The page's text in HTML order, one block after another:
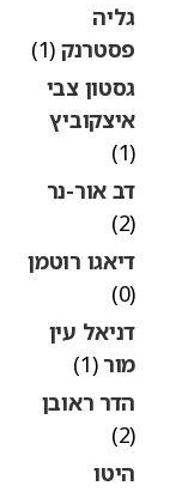
גליה
פסטרנק(1)
גסטון צבי
איצקוביץ
דב אור-נר
דיאגו רוטמן
דניאל עין
מור(1)
הדר ראובן
היטו